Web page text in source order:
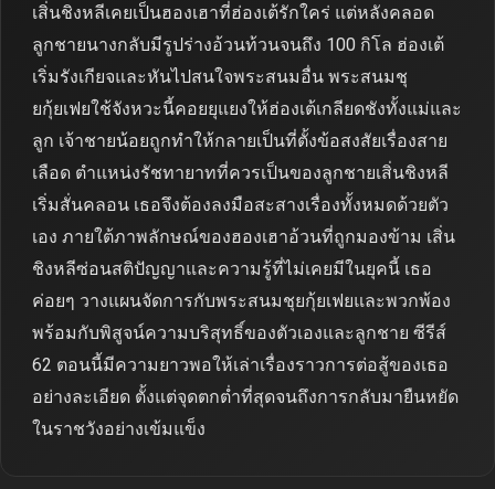
เสิ่นชิงหลีเคยเป็นฮองเฮาที่ฮ่องเต้รักใคร่ แต่หลังคลอด
ลูกชายนางกลับมีรูปร่างอ้วนท้วนจนถึง 100 กิโล ฮ่องเต้
เริ่มรังเกียจและหันไปสนใจพระสนมอื่น พระสนมชุ
ยกุ้ยเฟยใช้จังหวะนี้คอยยุแยงให้ฮ่องเต้เกลียดชังทั้งแม่และ
ลูก เจ้าชายน้อยถูกทำให้กลายเป็นที่ตั้งข้อสงสัยเรื่องสาย
เลือด ตำแหน่งรัชทายาทที่ควรเป็นของลูกชายเสิ่นชิงหลี
เริ่มสั่นคลอน เธอจึงต้องลงมือสะสางเรื่องทั้งหมดด้วยตัว
เอง ภายใต้ภาพลักษณ์ของฮองเฮาอ้วนที่ถูกมองข้าม เสิ่น
ชิงหลีซ่อนสติปัญญาและความรู้ที่ไม่เคยมีในยุคนี้ เธอ
ค่อยๆ วางแผนจัดการกับพระสนมชุยกุ้ยเฟยและพวกพ้อง
พร้อมกับพิสูจน์ความบริสุทธิ์ของตัวเองและลูกชาย ซีรีส์
62 ตอนนี้มีความยาวพอให้เล่าเรื่องราวการต่อสู้ของเธอ
อย่างละเอียด ตั้งแต่จุดตกต่ำที่สุดจนถึงการกลับมายืนหยัด
ในราชวังอย่างเข้มแข็ง